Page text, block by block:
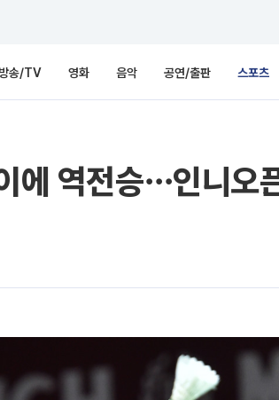
방송/TV 영화 음악 공연/출판 스포츠
에 역전승⋯인니오